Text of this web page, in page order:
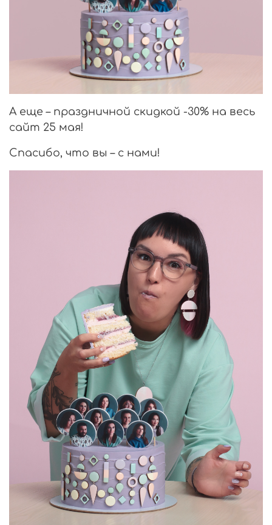
А еще – праздничной скидкой -30% на весь
сайт 25 мая!
Спасибо, что вы – с нами!